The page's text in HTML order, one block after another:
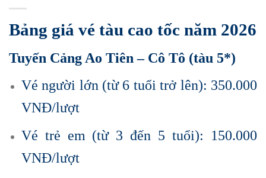
Bảng giá vé tàu cao tốc năm 2026
Tuyến Cảng Ao Tiên – Cô Tô (tàu 5*)
Vé người lớn (từ 6 tuổi trở lên): 350.000
VNĐ/lượt
Vé trẻ em (từ 3 đến 5 tuổi): 150.000
VNĐ/lượt